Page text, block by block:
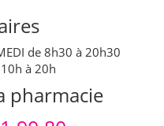
de 8h30 à 20h30
à 20h
pharmacie